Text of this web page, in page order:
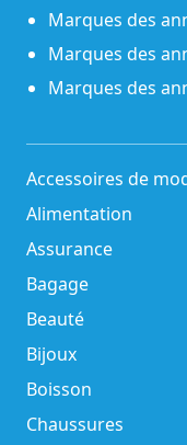
Marques des
Marques des
Marques des
Accessoires de
Alimentation
Assurance
Bagage
Beauté
Bijoux
Boisson
Chaussures